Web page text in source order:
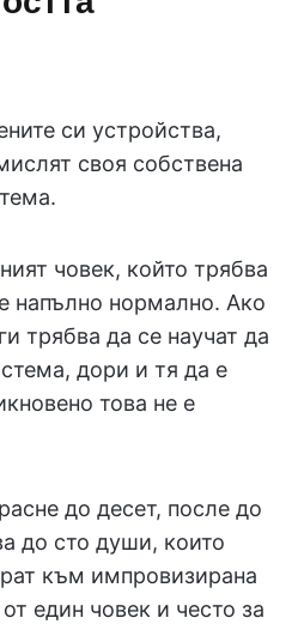
си устройства,
своя собствена
човек, който трябва
напълно нормално. Ако
трябва да се научат да
дори и тя да е
това не е
до десет, после до
до сто души, които
към импровизирана
един човек и често за